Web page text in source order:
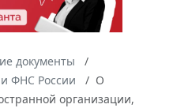
документы
ФНС России
О
организации,